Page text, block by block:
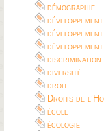
démographie
développement
discrimination
diversité
droit
Droits de
école
écologie